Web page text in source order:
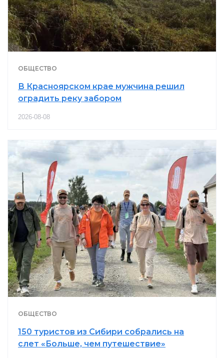
ОБЩЕСТВО
В Красноярском крае мужчина решил
оградить реку забором
2026-08-08
ОБЩЕСТВО
150 туристов из Сибири собрались на
слет «Больше, чем путешествие»